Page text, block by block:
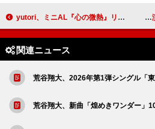
yutori、ミニAL『心の微熱』リリース決定＆先行SG「僕らは孤独だ」配信開始
関連ニュース
荒谷翔大、2026年第1弾シングル「
荒谷翔大、新曲「煌めきワンダー」